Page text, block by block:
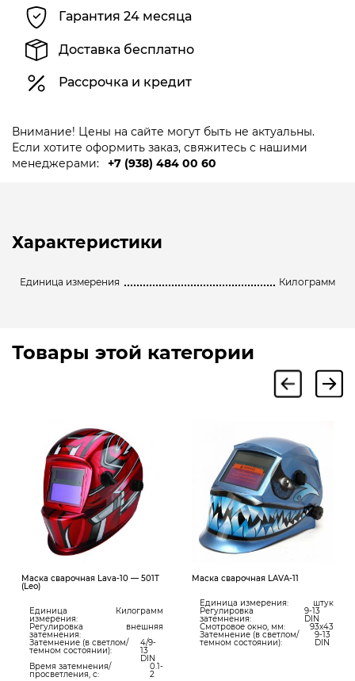
Гарантия 24 месяца
Доставка бесплатно
Рассрочка и кредит
Внимание! Цены на сайте могут быть не актуальны.
Если хотите оформить заказ, свяжитесь с нашими
менеджерами:
+7 (938) 484 00 60
Характеристики
Единица измерения Килограмм
Товары этой категории
Маска сварочная Lava-10 — 501T
(Leo)
Единица
измерения:
Килограмм
Регулировка
затемнения:
внешняя
Затемнение (в светлом/
темном состоянии):
4/9-
13
DIN
Время затемнения/
просветления, с:
0.1-
2
Маска сварочная LAVA-11
Единица измерения: штук
Регулировка
затемнения:
9-13
DIN
Смотровое окно, мм: 93х43
Затемнение (в светлом/
темном состоянии):
9-13
DIN